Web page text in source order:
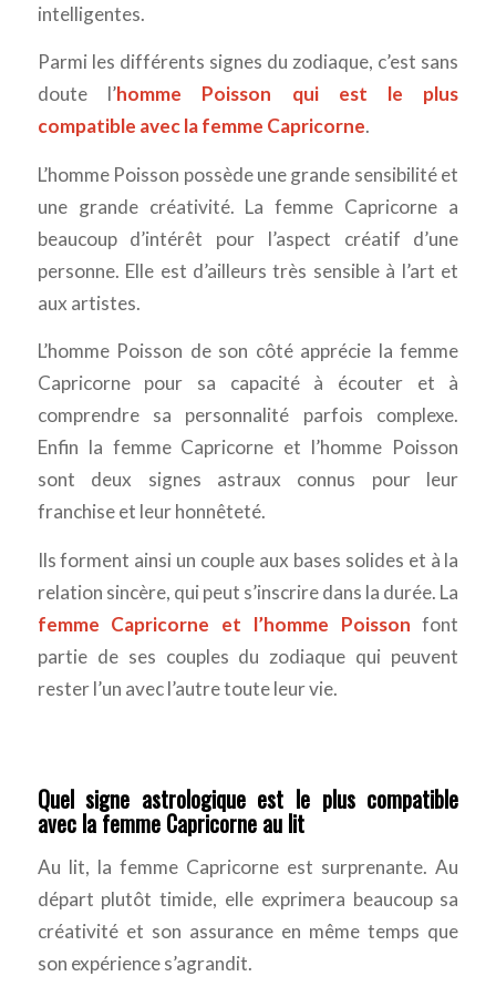
intelligentes.
Parmi les différents signes du zodiaque, c’est sans
doute l’homme Poisson qui est le plus
compatible avec la femme Capricorne.
L’homme Poisson possède une grande sensibilité et
une grande créativité. La femme Capricorne a
beaucoup d’intérêt pour l’aspect créatif d’une
personne. Elle est d’ailleurs très sensible à l’art et
aux artistes.
L’homme Poisson de son côté apprécie la femme
Capricorne pour sa capacité à écouter et à
comprendre sa personnalité parfois complexe.
Enfin la femme Capricorne et l’homme Poisson
sont deux signes astraux connus pour leur
franchise et leur honnêteté.
Ils forment ainsi un couple aux bases solides et à la
relation sincère, qui peut s’inscrire dans la durée. La
femme Capricorne et l’homme Poisson font
partie de ses couples du zodiaque qui peuvent
rester l’un avec l’autre toute leur vie.
Quel signe astrologique est le plus compatible
avec la femme Capricorne au lit
Au lit, la femme Capricorne est surprenante. Au
départ plutôt timide, elle exprimera beaucoup sa
créativité et son assurance en même temps que
son expérience s’agrandit.